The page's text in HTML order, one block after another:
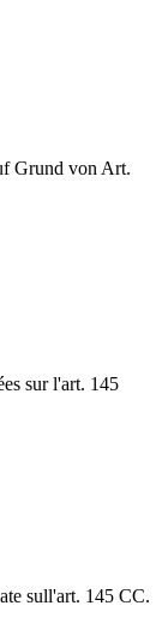
Grund von Art.
sur l'art. 145
sull'art. 145 CC.